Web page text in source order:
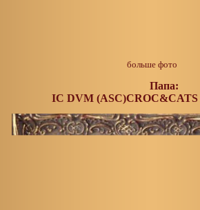
больше фото
Папа:
IC DVM (ASC)CROC&CATS